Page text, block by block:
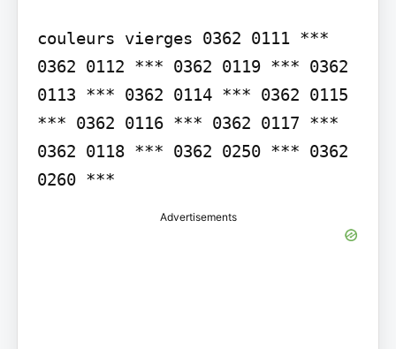
couleurs vierges 0362 0111 ***
0362 0112 *** 0362 0119 *** 0362
0113 *** 0362 0114 *** 0362 0115
*** 0362 0116 *** 0362 0117 ***
0362 0118 *** 0362 0250 *** 0362
0260 ***
Advertisements